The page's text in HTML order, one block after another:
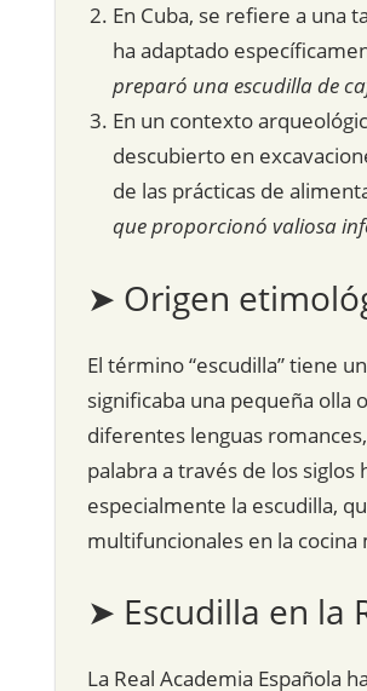
En Cuba, se refiere a una
ha adaptado
preparó una escudilla de
En un contexto
descubierto en
de las prácticas de
que proporcionó valiosa
➤ Origen
El término “escudilla” tiene
significaba una pequeña olla
diferentes lenguas
palabra a través de los
especialmente la escudilla,
multifuncionales en la cocina
➤ Escudilla en la
La Real Academia Española